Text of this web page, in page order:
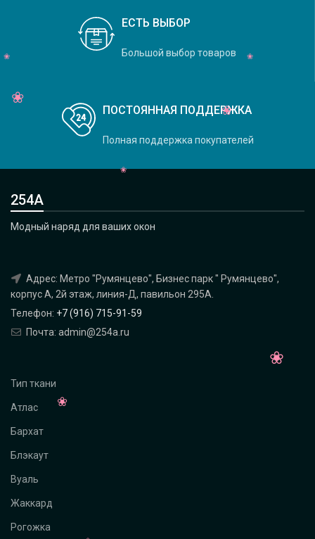
ЕСТЬ ВЫБОР
Большой выбор товаров
ПОСТОЯННАЯ ПОДДЕРЖКА
Полная поддержка покупателей
254А
Модный наряд для ваших окон
Адрес: Метро "Румянцево", Бизнес парк " Румянцево",
корпус А, 2й этаж, линия-Д, павильон 295A.
Телефон: +7 (916) 715-91-59
Почта: admin@254a.ru
Тип ткани
Атлас
Бархат
Блэкаут
Вуаль
Жаккард
Рогожка